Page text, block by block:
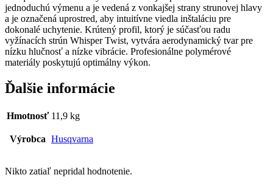
jednoduchú výmenu a je vedená z vonkajšej strany strunovej hlavy
a je označená uprostred, aby intuitívne viedla inštaláciu pre
dokonalé uchytenie. Krútený profil, ktorý je súčasťou radu
vyžínacích strún Whisper Twist, vytvára aerodynamický tvar pre
nízku hlučnosť a nízke vibrácie. Profesionálne polymérové
materiály poskytujú optimálny výkon.
Ďalšie informácie
Hmotnosť 11,9 kg
Výrobca Husqvarna
Nikto zatiaľ nepridal hodnotenie.